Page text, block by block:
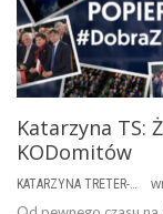
Katarzyna TS:
KODomitów
KATARZYNA TRETER-SIERPIŃSKA